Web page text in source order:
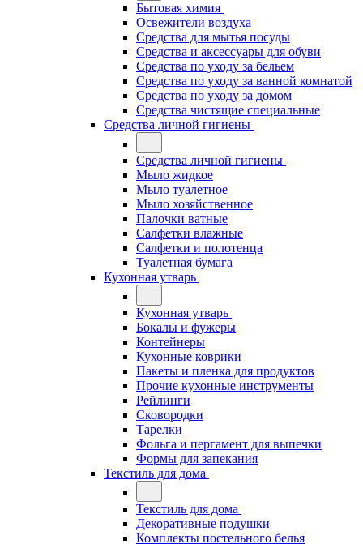
Бытовая химия
Освежители воздуха
Средства для мытья посуды
Средства и аксессуары для обуви
Средства по уходу за бельем
Средства по уходу за ванной комнатой
Средства по уходу за домом
Средства чистящие специальные
Средства личной гигиены
Средства личной гигиены
Мыло жидкое
Мыло туалетное
Мыло хозяйственное
Палочки ватные
Салфетки влажные
Салфетки и полотенца
Туалетная бумага
Кухонная утварь
Кухонная утварь
Бокалы и фужеры
Контейнеры
Кухонные коврики
Пакеты и пленка для продуктов
Прочие кухонные инструменты
Рейлинги
Сковородки
Тарелки
Фольга и пергамент для выпечки
Формы для запекания
Текстиль для дома
Текстиль для дома
Декоративные подушки
Комплекты постельного белья